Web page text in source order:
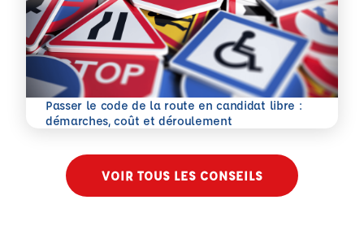
Passer le code de la route en candidat libre :
démarches, coût et déroulement
En savoir plus
VOIR TOUS LES CONSEILS